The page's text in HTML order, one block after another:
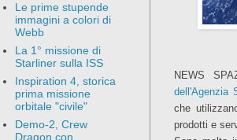
NEWS
dell'Agenzia
che
prodotti e
Le prime stupende
immagini a colori di
Webb
La 1° missione di
Starliner sulla ISS
Inspiration 4, storica
prima missione
orbitale "civile"
Demo-2, Crew
Dragon con